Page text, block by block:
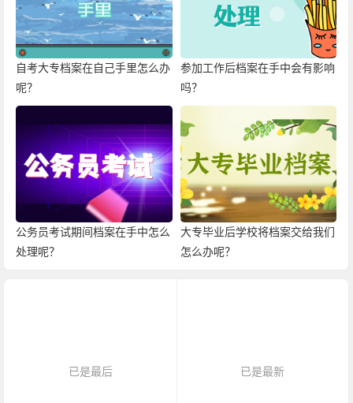
自考大专档案在自己手里怎么办
呢？
参加工作后档案在手中会有影响
吗？
公务员考试期间档案在手中怎么
处理呢？
大专毕业后学校将档案交给我们
怎么办呢？
已是最后 已是最新